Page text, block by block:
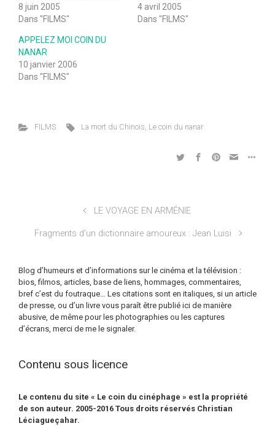
8 juin 2005
Dans "FILMS"
4 avril 2005
Dans "FILMS"
APPELEZ MOI COIN DU
NANAR
10 janvier 2006
Dans "FILMS"
FILMS La mort du Chinois, Le coin du nanar
LE VOYAGE EN ARMÉNIE
Fragments d’un dictionnaire amoureux : Jean Luisi
Blog d’humeurs et d’informations sur le cinéma et la télévision :
bios, filmos, articles, base de liens, hommages, commentaires,
bref c’est du foutraque… Les citations sont en italiques, si un article
de presse, ou d’un livre vous paraît être publié ici de manière
abusive, de même pour les photographies ou les captures
d’écrans, merci de me le signaler.
Contenu sous licence
Le contenu du site « Le coin du cinéphage » est la propriété
de son auteur. 2005-2016 Tous droits réservés Christian
Léciagueçahar.